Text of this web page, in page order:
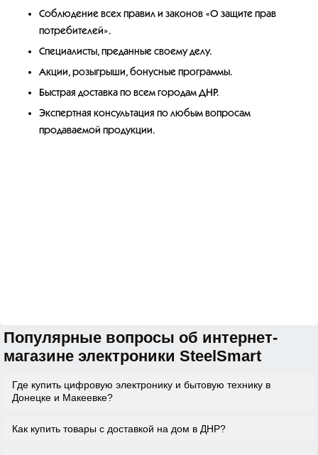
Соблюдение всех правил и законов «О защите прав
потребителей».
Специалисты, преданные своему делу.
Акции, розыгрыши, бонусные программы.
Быстрая доставка по всем городам ДНР.
Экспертная консультация по любым вопросам
продаваемой продукции.
Популярные вопросы об интернет-
магазине электроники SteelSmart
Где купить цифровую электронику и бытовую технику в
Донецке и Макеевке?
Продажу цифровой и компьютерной электроники, а
Как купить товары с доставкой на дом в ДНР?